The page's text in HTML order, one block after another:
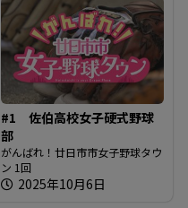
#1 佐伯高校女子硬式野球
部
がんばれ！廿日市市女子野球タウ
ン 1回
2025年10月6日